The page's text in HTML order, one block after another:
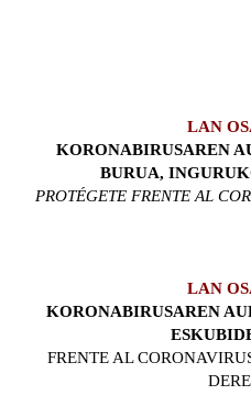
LAN
KORONABIRUSAREN
BURUA,
PROTÉGETE FRENTE AL
LAN
KORONABIRUSAREN
FRENTE AL